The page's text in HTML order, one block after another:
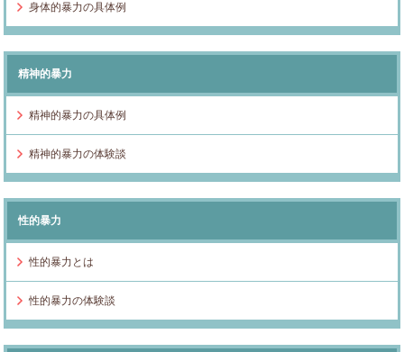
身体的暴力の具体例
精神的暴力
精神的暴力の具体例
精神的暴力の体験談
性的暴力
性的暴力とは
性的暴力の体験談